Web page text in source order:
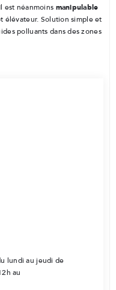
est néanmoins manipulable
élévateur. Solution simple et
polluants dans des zones
lundi au jeudi de
au